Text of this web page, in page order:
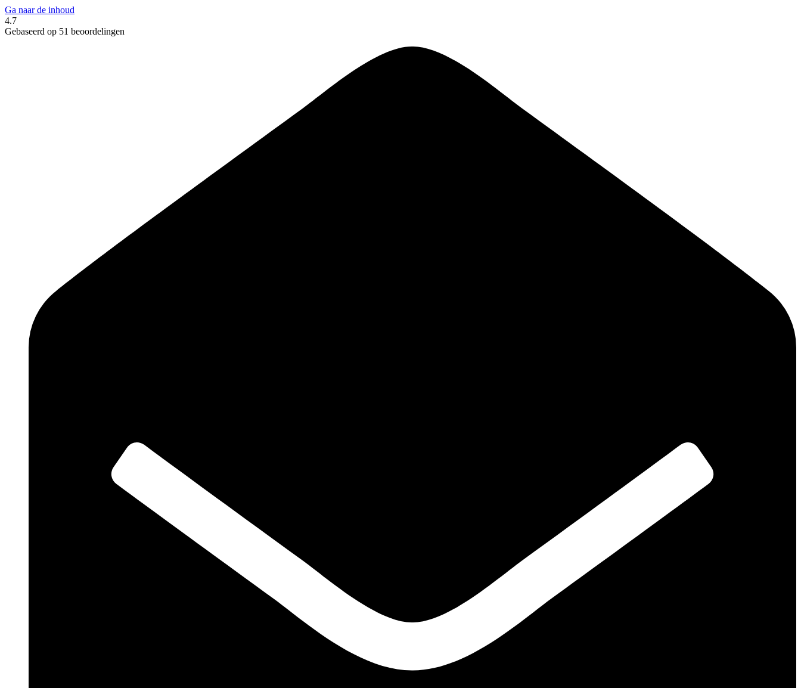
Ga naar de inhoud
4.7
Gebaseerd op 51 beoordelingen